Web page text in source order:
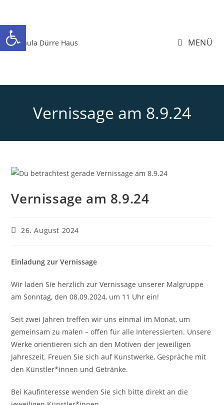
springen
MENÜ
Vernissage am 8.9.24
Vernissage am 8.9.24
Beitrag
26. August 2024
Einladung zur Vernissage
Wir laden Sie herzlich zur Vernissage unserer Malgruppe
am Sonntag, den 08.09.2024, um 11 Uhr ein!
Seit zwei Jahren treffen wir uns einmal im Monat, um
gemeinsam zu malen – offen für alle Interessierten. Unsere
Werke orientieren sich an den Motiven der jeweiligen
Jahreszeit. Freuen Sie sich auf Kunstwerke, Gespräche mit
den Künstler*innen und Getränke.
Bei Kaufinteresse wenden Sie sich bitte direkt an die
Werkzeugleiste öffnen